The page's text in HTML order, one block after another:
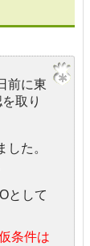
前に東
取り
た。
として
条件は